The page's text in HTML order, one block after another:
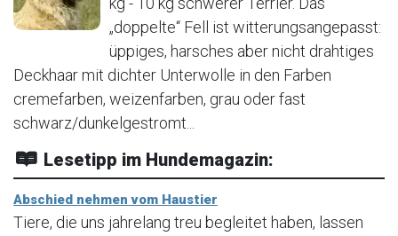
„doppelte“ Fell ist witterungsangepasst:
üppiges, harsches aber nicht drahtiges
Deckhaar mit dichter Unterwolle in den Farben
cremefarben, weizenfarben, grau oder fast
schwarz/dunkelgestromt...
Lesetipp im Hundemagazin:
Abschied nehmen vom Haustier
Tiere, die uns jahrelang treu begleitet haben, lassen